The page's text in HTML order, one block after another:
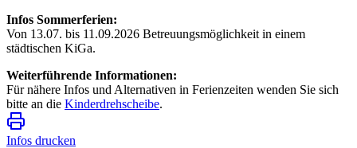
Infos Sommerferien:
Von 13.07. bis 11.09.2026 Betreuungsmöglichkeit in einem
städtischen KiGa.
Weiterführende Informationen:
Für nähere Infos und Alternativen in Ferienzeiten wenden Sie sich
bitte an die Kinderdrehscheibe.
Infos drucken